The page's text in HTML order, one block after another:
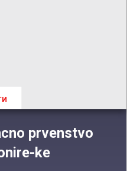
prvenstvo
ke